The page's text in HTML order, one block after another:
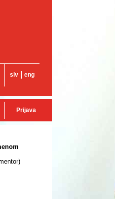
slv eng
Prijava
)